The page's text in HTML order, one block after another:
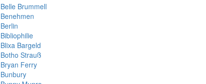
Belle Brummell
Benehmen
Berlin
Bibliophilie
Blixa Bargeld
Botho Strauß
Bryan Ferry
Bunbury